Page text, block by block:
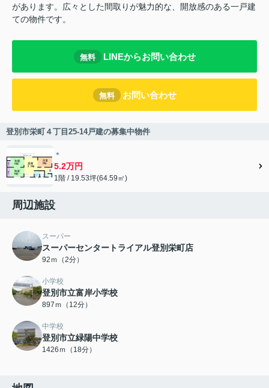
があります。広々とした間取りが魅力的な、開放感のある一戸建
ての物件です。
無料 LINEからお問い合わせ
無料 お問い合わせ
登別市栄町４丁目25-14戸建の募集中物件
＊
5.2万円
1階 / 19.53坪(64.59㎡)
周辺施設
スーパー
スーパーセンタートライアル登別栄町店
92ｍ（2分）
小学校
登別市立富岸小学校
897ｍ（12分）
中学校
登別市立緑陽中学校
1426ｍ（18分）